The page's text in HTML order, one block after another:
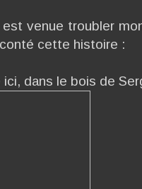
venue troubler
cette histoire :
dans le bois de